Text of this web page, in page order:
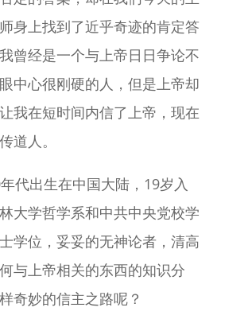
身上找到了近乎奇迹的肯定答
曾经是一个与上帝日日争论不
中心很刚硬的人，但是上帝却
我在短时间内信了上帝，现在
道人。
代出生在中国大陆，19岁入
大学哲学系和中共中央党校学
学位，妥妥的无神论者，清高
与上帝相关的东西的知识分
奇妙的信主之路呢？